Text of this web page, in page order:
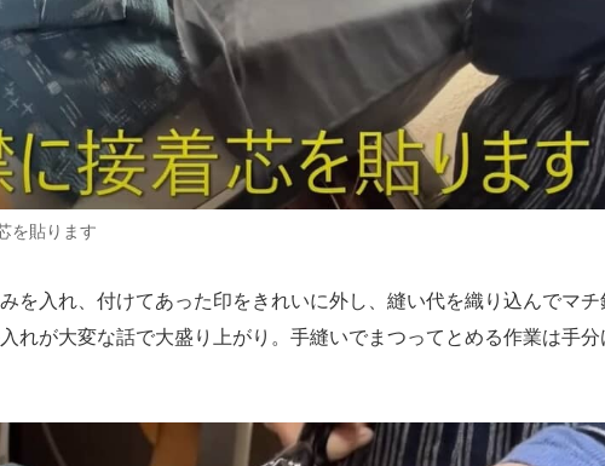
を貼ります
を入れ、付けてあった印をきれいに外し、縫い代を織り込んでマチ
れが大変な話で大盛り上がり。手縫いでまつってとめる作業は手分